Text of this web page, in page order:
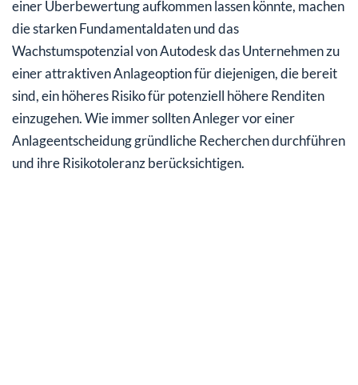
einer Überbewertung aufkommen lassen könnte, machen
die starken Fundamentaldaten und das
Wachstumspotenzial von Autodesk das Unternehmen zu
einer attraktiven Anlageoption für diejenigen, die bereit
sind, ein höheres Risiko für potenziell höhere Renditen
einzugehen. Wie immer sollten Anleger vor einer
Anlageentscheidung gründliche Recherchen durchführen
und ihre Risikotoleranz berücksichtigen.